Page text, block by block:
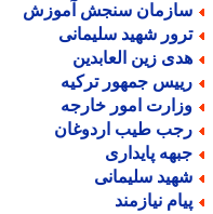
سنجش آموزش
شهید سلیمانی
زین العابدین
جمهور ترکیه
امور خارجه
طیب اردوغان
پایداری
سلیمانی
نیازمند